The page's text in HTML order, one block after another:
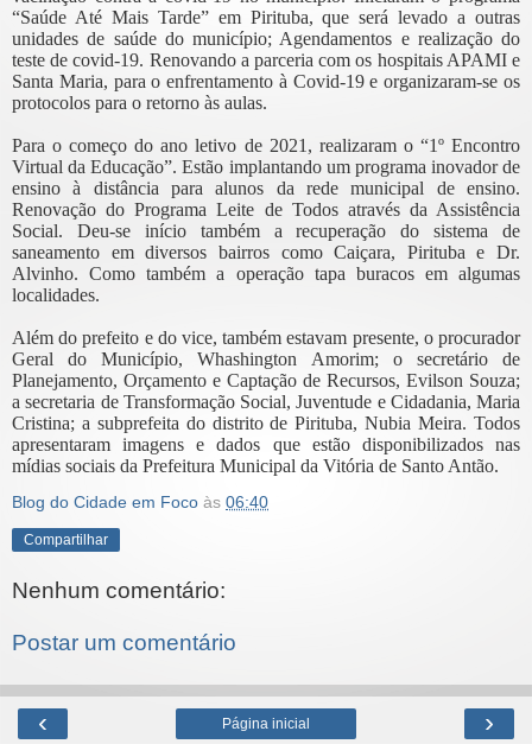
“Saúde Até Mais Tarde” em Pirituba, que será levado a outras
unidades de saúde do município; Agendamentos e realização do
teste de covid-19. Renovando a parceria com os hospitais APAMI e
Santa Maria, para o enfrentamento à Covid-19 e organizaram-se os
protocolos para o retorno às aulas.
Para o começo do ano letivo de 2021, realizaram o “1º Encontro
Virtual da Educação”. Estão implantando um programa inovador de
ensino à distância para alunos da rede municipal de ensino.
Renovação do Programa Leite de Todos através da Assistência
Social. Deu-se início também a recuperação do sistema de
saneamento em diversos bairros como Caiçara, Pirituba e Dr.
Alvinho. Como também a operação tapa buracos em algumas
localidades.
Além do prefeito e do vice, também estavam presente, o procurador
Geral do Município, Whashington Amorim; o secretário de
Planejamento, Orçamento e Captação de Recursos, Evilson Souza;
a secretaria de Transformação Social, Juventude e Cidadania, Maria
Cristina; a subprefeita do distrito de Pirituba, Nubia Meira. Todos
apresentaram imagens e dados que estão disponibilizados nas
mídias sociais da Prefeitura Municipal da Vitória de Santo Antão.
Blog do Cidade em Foco às 06:40
Compartilhar
Nenhum comentário:
Postar um comentário
‹ ›
Página inicial